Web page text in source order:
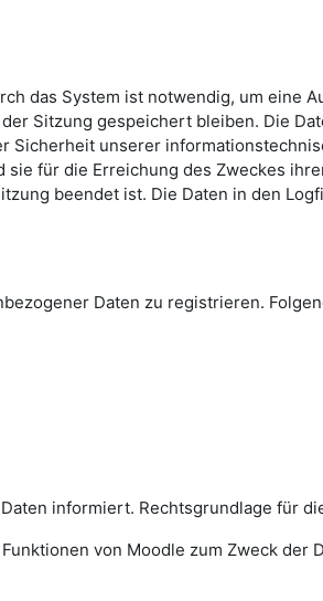
das System ist notwendig, um eine
Sitzung gespeichert bleiben. Die
Sicherheit unserer
sie für die Erreichung des Zweckes
beendet ist. Die Daten in den
Daten zu registrieren.
informiert. Rechtsgrundlage für
von Moodle zum Zweck